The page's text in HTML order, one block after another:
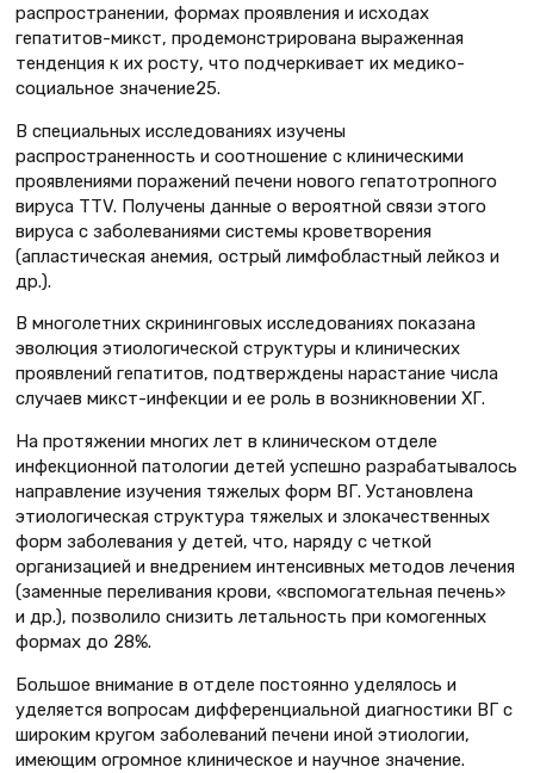
распространении, формах проявления и исходах
гепатитов-микст, продемонстрирована выраженная
тенденция к их росту, что подчеркивает их медико-
социальное значение25.
В специальных исследованиях изучены
распространенность и соотношение с клиническими
проявлениями поражений печени нового гепатотропного
вируса TTV. Получены данные о вероятной связи этого
вируса с заболеваниями системы кроветворения
(апластическая анемия, острый лимфобластный лейкоз и
др.).
В многолетних скрининговых исследованиях показана
эволюция этиологической структуры и клинических
проявлений гепатитов, подтверждены нарастание числа
случаев микст-инфекции и ее роль в возникновении ХГ.
На протяжении многих лет в клиническом отделе
инфекционной патологии детей успешно разрабатывалось
направление изучения тяжелых форм ВГ. Установлена
этиологическая структура тяжелых и злокачественных
форм заболевания у детей, что, наряду с четкой
организацией и внедрением интенсивных методов лечения
(заменные переливания крови, «вспомогательная печень»
и др.), позволило снизить летальность при комогенных
формах до 28%.
Большое внимание в отделе постоянно уделялось и
уделяется вопросам дифференциальной диагностики ВГ с
широким кругом заболеваний печени иной этиологии,
имеющим огромное клиническое и научное значение.